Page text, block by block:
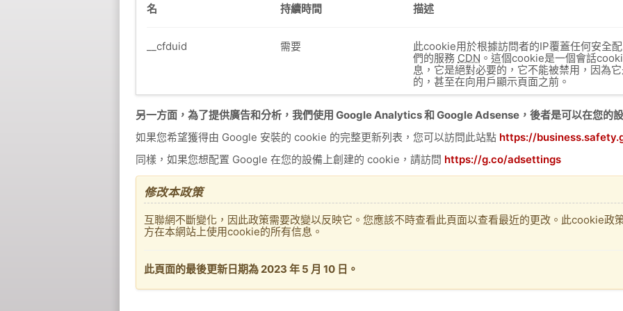
名 持續時間 描述
__cfduid 需要
此cookie用於根據訪問者的IP覆蓋任何安全
們的服務 CDN 。這個cookie是一個會話
息，它是絕對必要的，它不能被禁用，因為
的，甚至在向用戶顯示頁面之前。
另一方面，為了提供廣告和分析，我們使用 Google Analytics 和 Google Adsense，後者是可以在您的
如果您希望獲得由 Google 安裝的 cookie 的完整更新列表，您可以訪問此站點 https://
同樣，如果您想配置 Google 在您的設備上創建的 cookie，請訪問 https://g.co/adsettings
修改本政策
互聯網不斷變化，因此政策需要改變以反映它。您應該不時查看此頁面以查看最近的更改。此cookie政
方在本網站上使用cookie的所有信息。
此頁面的最後更新日期為 2023 年 5 月 10 日。